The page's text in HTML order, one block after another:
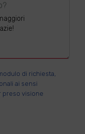
di richiesta,
ai sensi
preso visione